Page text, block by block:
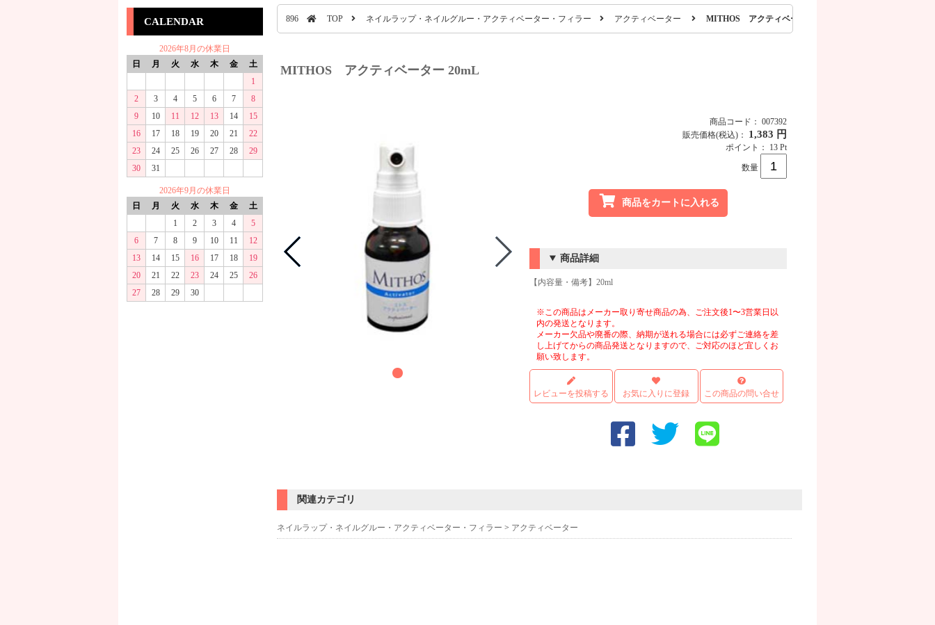
CALENDAR
2026年8月の休業日
日
月 火 水 木 金
土
1
2
3 4 5 6 7
8
9
10 11 12 13 14
15
16
17 18 19 20 21
22
23
24 25 26 27 28
29
30
31
2026年9月の休業日
日
月 火 水 木 金
土
1
2 3 4
5
6
7 8 9 10 11
12
13
14 15 16 17 18
19
20
21 22 23 24 25
26
27
28 29 30
896 TOP ネイルラップ・ネイルグルー・アクティベーター・フィラー アクティベーター MITHOS アクティベーター 20mL
MITHOS アクティベーター 20mL
商品コード： 007392
販売価格(税込)： 1,383 円
ポイント： 13 Pt
数量
商品をカートに入れる
商品詳細
【内容量・備考】20ml
※この商品はメーカー取り寄せ商品の為、ご注文後1〜3営業日以
内の発送となります。
メーカー欠品や廃番の際、納期が送れる場合には必ずご連絡を差
し上げてからの商品発送となりますので、ご対応のほど宜しくお
願い致します。
レビューを投稿する お気に入りに登録 この商品の問い合せ
関連カテゴリ
ネイルラップ・ネイルグルー・アクティベーター・フィラー > アクティベーター